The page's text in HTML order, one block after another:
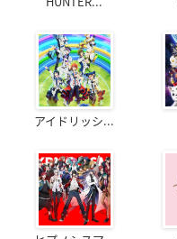
アイドリッシ...